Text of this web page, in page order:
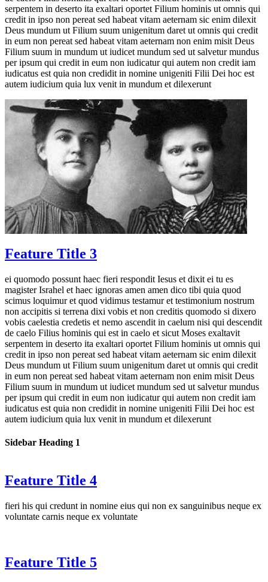
serpentem in deserto ita exaltari oportet Filium hominis ut omnis qui
credit in ipso non pereat sed habeat vitam aeternam sic enim dilexit
Deus mundum ut Filium suum unigenitum daret ut omnis qui credit
in eum non pereat sed habeat vitam aeternam non enim misit Deus
Filium suum in mundum ut iudicet mundum sed ut salvetur mundus
per ipsum qui credit in eum non iudicatur qui autem non credit iam
iudicatus est quia non credidit in nomine unigeniti Filii Dei hoc est
autem iudicium quia lux venit in mundum et dilexerunt
Feature Title 3
ei quomodo possunt haec fieri respondit Iesus et dixit ei tu es
magister Israhel et haec ignoras amen amen dico tibi quia quod
scimus loquimur et quod vidimus testamur et testimonium nostrum
non accipitis si terrena dixi vobis et non creditis quomodo si dixero
vobis caelestia credetis et nemo ascendit in caelum nisi qui descendit
de caelo Filius hominis qui est in caelo et sicut Moses exaltavit
serpentem in deserto ita exaltari oportet Filium hominis ut omnis qui
credit in ipso non pereat sed habeat vitam aeternam sic enim dilexit
Deus mundum ut Filium suum unigenitum daret ut omnis qui credit
in eum non pereat sed habeat vitam aeternam non enim misit Deus
Filium suum in mundum ut iudicet mundum sed ut salvetur mundus
per ipsum qui credit in eum non iudicatur qui autem non credit iam
iudicatus est quia non credidit in nomine unigeniti Filii Dei hoc est
autem iudicium quia lux venit in mundum et dilexerunt
Sidebar Heading 1
Feature Title 4
fieri his qui credunt in nomine eius qui non ex sanguinibus neque ex
voluntate carnis neque ex voluntate
Feature Title 5